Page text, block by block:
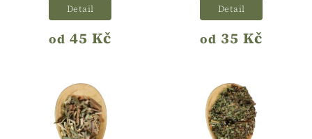
od 45 Kč
Detail
od 35 Kč
Detail